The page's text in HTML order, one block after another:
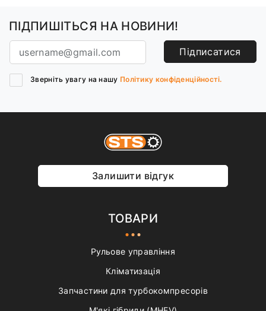
ПІДПИШІТЬСЯ НА НОВИНИ!
Підписатися
Зверніть увагу на нашу Політику конфіденційності.
Залишити відгук
ТОВАРИ
Рульове управління
Кліматизація
Запчастини для турбокомпресорів